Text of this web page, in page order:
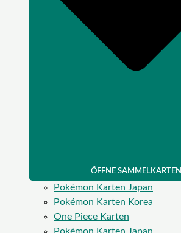
ÖFFNE SAMMELKARTEN
Pokémon Karten Japan
Pokémon Karten Korea
One Piece Karten